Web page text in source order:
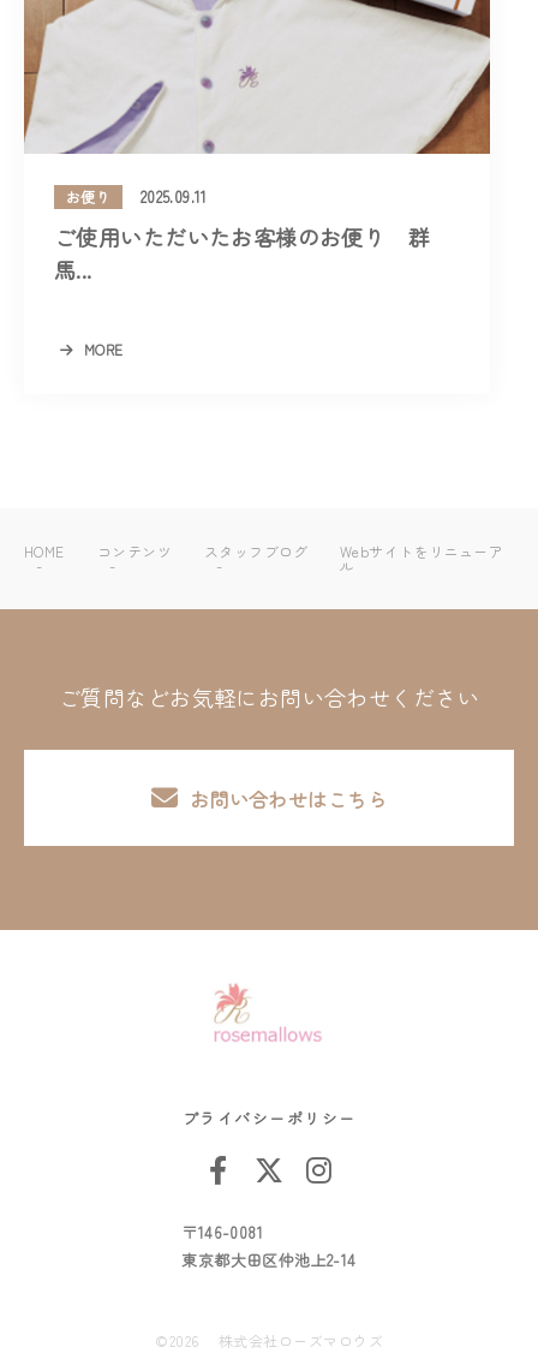
お便り 2025.09.11
ご使用いただいたお客様のお便り 群
馬...
MORE
HOME コンテンツ スタッフブログ Webサイトをリニューア
ル
ご質問などお気軽にお問い合わせください
お問い合わせはこちら
〒146-0081
東京都大田区仲池上2-14
プライバシーポリシー
©2026 株式会社ローズマロウズ